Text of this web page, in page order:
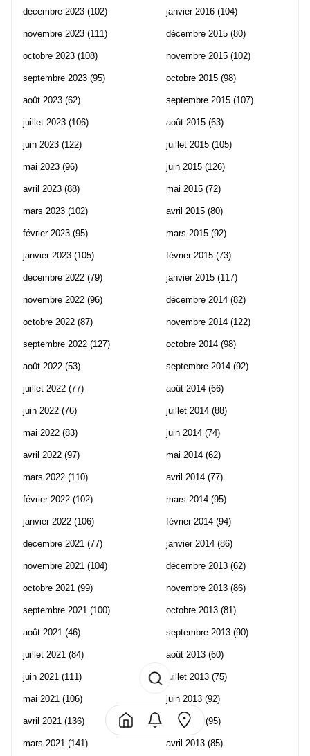
décembre 2023 (102)
novembre 2023 (111)
octobre 2023 (108)
septembre 2023 (95)
août 2023 (62)
juillet 2023 (106)
juin 2023 (122)
mai 2023 (96)
avril 2023 (88)
mars 2023 (102)
février 2023 (95)
janvier 2023 (105)
décembre 2022 (79)
novembre 2022 (96)
octobre 2022 (87)
septembre 2022 (127)
août 2022 (53)
juillet 2022 (77)
juin 2022 (76)
mai 2022 (83)
avril 2022 (97)
mars 2022 (110)
février 2022 (102)
janvier 2022 (106)
décembre 2021 (77)
novembre 2021 (104)
octobre 2021 (99)
septembre 2021 (100)
août 2021 (46)
juillet 2021 (84)
juin 2021 (111)
mai 2021 (106)
avril 2021 (136)
mars 2021 (141)
janvier 2016 (104)
décembre 2015 (80)
novembre 2015 (102)
octobre 2015 (98)
septembre 2015 (107)
août 2015 (63)
juillet 2015 (105)
juin 2015 (126)
mai 2015 (72)
avril 2015 (80)
mars 2015 (92)
février 2015 (73)
janvier 2015 (117)
décembre 2014 (82)
novembre 2014 (122)
octobre 2014 (98)
septembre 2014 (92)
août 2014 (66)
juillet 2014 (88)
juin 2014 (74)
mai 2014 (62)
avril 2014 (77)
mars 2014 (95)
février 2014 (94)
janvier 2014 (86)
décembre 2013 (62)
novembre 2013 (86)
octobre 2013 (81)
septembre 2013 (90)
août 2013 (60)
juillet 2013 (75)
juin 2013 (92)
mai 2013 (95)
avril 2013 (85)